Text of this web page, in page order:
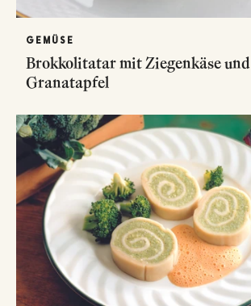
GEMÜSE
Brokkolitatar mit Ziegenkäse und
Granatapfel